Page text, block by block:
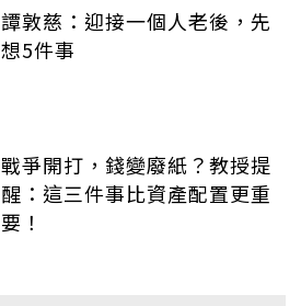
譚敦慈：迎接一個人老後，先
想5件事
戰爭開打，錢變廢紙？教授提
醒：這三件事比資產配置更重
要！